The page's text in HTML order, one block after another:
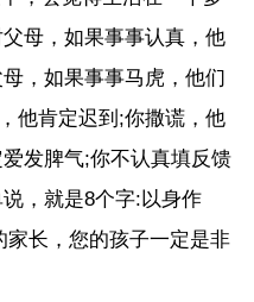
母，如果事事认真，他
，如果事事马虎，他们
他肯定迟到;你撒谎，他
发脾气;你不认真填反馈
，就是8个字:以身作
家长，您的孩子一定是非